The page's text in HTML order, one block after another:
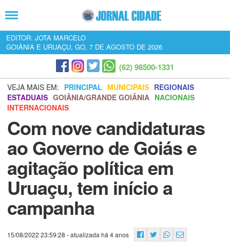
EDITOR: JOTA MARCELO
GOIÂNIA E URUAÇU, GO, 7 DE AGOSTO DE 2026
(62) 98500-1331
VEJA MAIS EM: PRINCIPAL MUNICIPAIS REGIONAIS
ESTADUAIS GOIÂNIA/GRANDE GOIÂNIA NACIONAIS
INTERNACIONAIS
Com nove candidaturas
ao Governo de Goiás e
agitação política em
Uruaçu, tem início a
campanha
15/08/2022 23:59:28 - atualizada há 4 anos